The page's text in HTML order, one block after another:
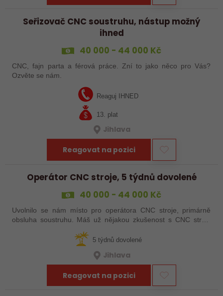
Seřizovač CNC soustruhu, nástup možný
ihned
40 000 - 44 000 Kč
CNC, fajn parta a férová práce. Zní to jako něco pro Vás?
Ozvěte se nám.
Reaguj IHNED
13. plat
Jihlava
Reagovat na pozici
Operátor CNC stroje, 5 týdnů dovolené
40 000 - 44 000 Kč
Uvolnilo se nám místo pro operátora CNC stroje, primárně
obsluha soustruhu. Máš už nějakou zkušenost s CNC stroji,
pošli životopis. Rádi…
5 týdnů dovolené
Jihlava
Reagovat na pozici